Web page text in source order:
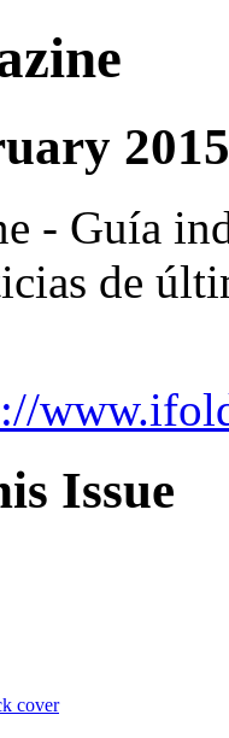
2015
- Guía
de
Issue
cover